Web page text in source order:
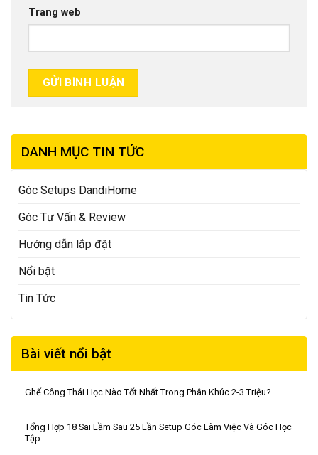
Trang web
DANH MỤC TIN TỨC
Góc Setups DandiHome
Góc Tư Vấn & Review
Hướng dẫn lắp đặt
Nổi bật
Tin Tức
Bài viết nổi bật
Ghế Công Thái Học Nào Tốt Nhất Trong Phân Khúc 2-3 Triệu?
Tổng Hợp 18 Sai Lầm Sau 25 Lần Setup Góc Làm Việc Và Góc Học
Tập